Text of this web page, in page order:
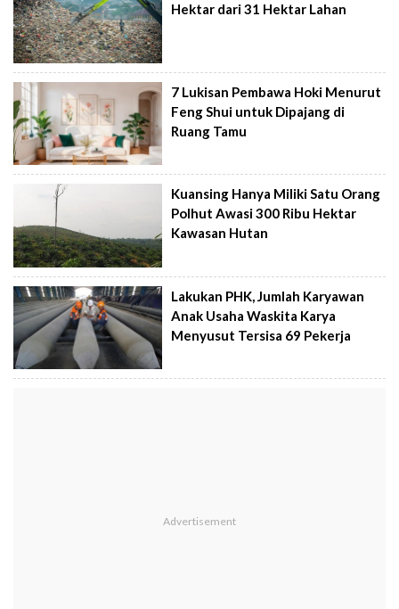
Hektar dari 31 Hektar Lahan
7 Lukisan Pembawa Hoki Menurut
Feng Shui untuk Dipajang di
Ruang Tamu
Kuansing Hanya Miliki Satu Orang
Polhut Awasi 300 Ribu Hektar
Kawasan Hutan
Lakukan PHK, Jumlah Karyawan
Anak Usaha Waskita Karya
Menyusut Tersisa 69 Pekerja